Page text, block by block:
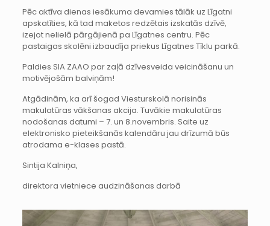
Pēc aktīva dienas iesākuma devamies tālāk uz Līgatni
apskatīties, kā tad maketos redzētais izskatās dzīvē,
izejot nelielā pārgājienā pa Līgatnes centru. Pēc
pastaigas skolēni izbaudīja priekus Līgatnes Tīklu parkā.
Paldies SIA ZAAO par zaļā dzīvesveida veicināšanu un
motivējošām balviņām!
Atgādinām, ka arī šogad Viesturskolā norisinās
makulatūras vākšanas akcija. Tuvākie makulatūras
nodošanas datumi – 7. un 8.novembris. Saite uz
elektronisko pieteikšanās kalendāru jau drīzumā būs
atrodama e-klases pastā.
Sintija Kalniņa,
direktora vietniece audzināšanas darbā